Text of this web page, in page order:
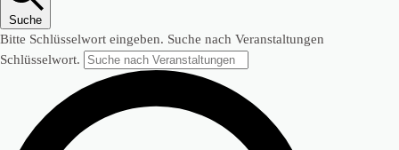
Suche
Bitte Schlüsselwort eingeben. Suche nach Veranstaltungen
Schlüsselwort.